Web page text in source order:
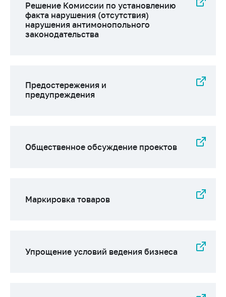
Решение Комиссии по установлению
факта нарушения (отсутствия)
нарушения антимонопольного
законодательства
Предостережения и
предупреждения
Общественное обсуждение проектов
Маркировка товаров
Упрощение условий ведения бизнеса